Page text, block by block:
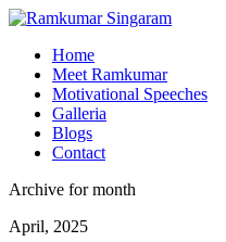
Home
Meet Ramkumar
Motivational Speeches
Galleria
Blogs
Contact
Archive for month
April, 2025